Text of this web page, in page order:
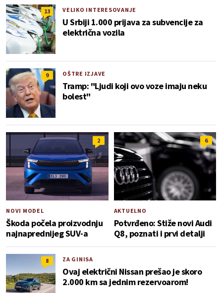
13 VELIKO INTERESOVANJE
U Srbiji 1.000 prijava za subvencije za
električna vozila
9 OŠTRE IZJAVE
Tramp: "Ljudi koji ovo voze imaju neku
bolest"
2
NOVI MODEL
Škoda počela proizvodnju
najnaprednijeg SUV-a
6
AKTUELNO
Potvrđeno: Stiže novi Audi
Q8, poznati i prvi detalji
8 ZA GINISA
Ovaj električni Nissan prešao je skoro
2.000 km sa jednim rezervoarom!